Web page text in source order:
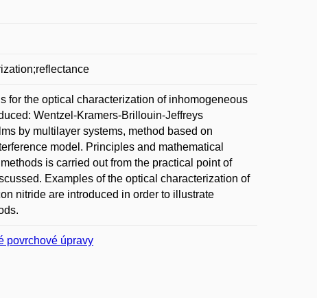
for the optical characterization of inhomogeneous
Wentzel-Kramers-Brillouin-Jeffreys
by multilayer systems, method based on
model. Principles and mathematical
is carried out from the practical point of
Examples of the optical characterization of
nitride are introduced in order to illustrate
povrchové úpravy